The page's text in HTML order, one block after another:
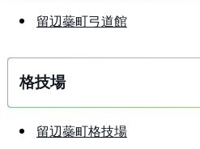
留辺蘂町弓道館
格技場
留辺蘂町格技場